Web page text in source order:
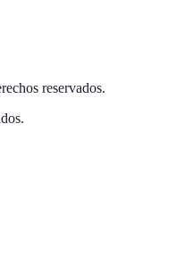
reservados.